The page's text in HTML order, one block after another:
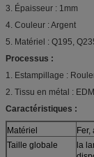
3. Épaisseur : 1mm
4. Couleur : Argent
5. Matériel : Q195,
Processus :
1. Estampillage :
2. Tissu en métal :
Caractéristiques :
Matériel
Taille globale
la